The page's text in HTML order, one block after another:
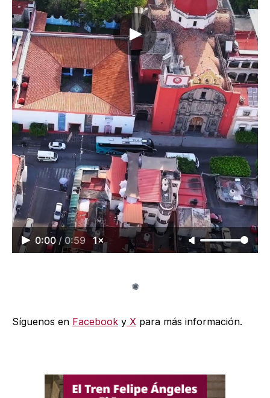
0:00 / 0:59 1×
Síguenos en Facebook y X para más información.